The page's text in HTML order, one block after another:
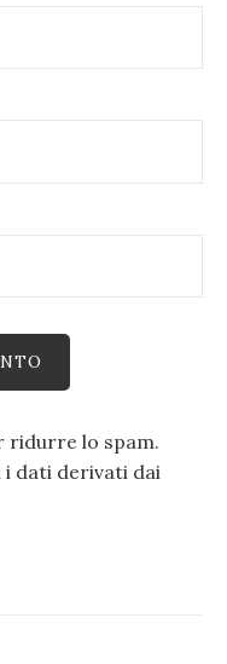
ridurre lo spam.
dati derivati dai